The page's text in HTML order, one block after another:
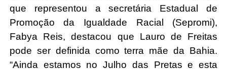
que representou a secretária Estadual de
Promoção da Igualdade Racial (Sepromi),
Fabya Reis, destacou que Lauro de Freitas
pode ser definida como terra mãe da Bahia.
“Ainda estamos no Julho das Pretas e esta